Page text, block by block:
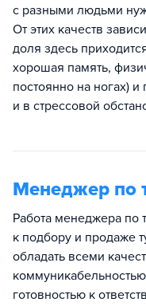
с разными людьми
От этих качеств
доля здесь
хорошая память,
постоянно на ногах) и
и в стрессовой
Менеджер по
Работа менеджера по
к подбору и продаже
обладать всеми
готовностью к